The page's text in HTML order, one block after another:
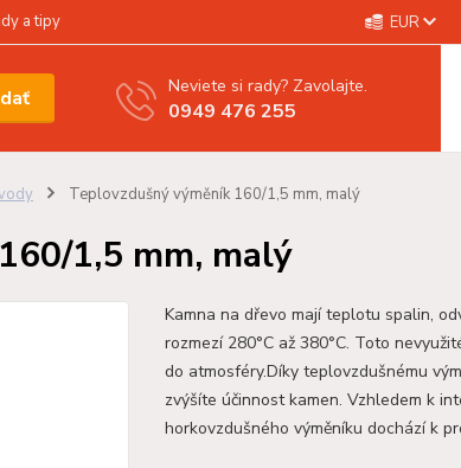
a tipy EUR
Neviete si rady? Zavolajte.
0949 476 255
Teplovzdušný výměník 160/1,5 mm, malý
1,5 mm, malý
Kamna na dřevo mají teplotu spalin,
rozmezí 280°C až 380°C. Toto
do atmosféry.Díky teplovzdušnému
zvýšíte účinnost kamen. Vzhledem k
horkovzdušného výměníku dochází k